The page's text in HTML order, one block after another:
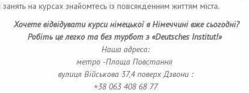
занять на курсах знайомтесь із повсякденним життям міста.
Хочете відвідувати курси німецької в Німеччині вже сьогодні?
Робіть це легко та без турбот з «Deutsches Institut!»
Наша адреса:
метро -Площа Повстання
вулиця Військова 37,4 поверхДзвони :
+38 063 408 68 77